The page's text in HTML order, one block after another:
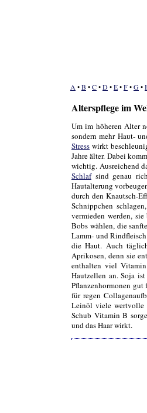
Alterspflege im
Um im höheren Alter
sondern mehr Haut-
Stress wirkt
Jahre älter. Dabei
wichtig. Ausreichend
Schlafsind genau
Hautalterung
durch den Knautsch-
Schnippchen
vermieden werden,
Bobs wählen, die
Lamm- und
die Haut. Auch
Aprikosen, denn sie
enthalten viel
Hautzellen an. Soja
Pflanzenhormonen
für regen
Leinöl viele wertvolle
Schub Vitamin B
und das Haar wirkt.
A •B •C•D•E•F•G•